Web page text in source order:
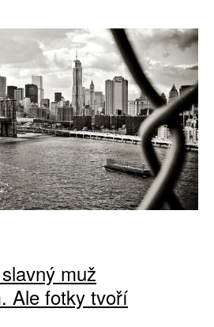
muž
Ale fotky tvoří